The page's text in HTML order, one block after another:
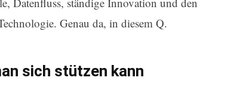
Genau da, in diesem Q.
sich stützen kann